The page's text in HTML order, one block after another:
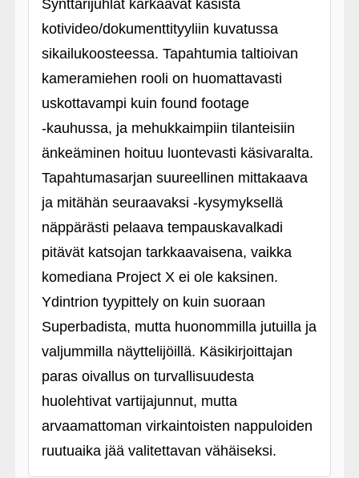
Synttärijuhlat karkaavat käsistä
kotivideo/dokumenttityyliin kuvatussa
sikailukoosteessa. Tapahtumia taltioivan
kameramiehen rooli on huomattavasti
uskottavampi kuin found footage
‑kauhussa, ja mehukkaimpiin tilanteisiin
änkeäminen hoituu luontevasti käsivaralta.
Tapahtumasarjan suureellinen mittakaava
ja mitähän seuraavaksi ‑kysymyksellä
näppärästi pelaava tempauskavalkadi
pitävät katsojan tarkkaavaisena, vaikka
komediana Project X ei ole kaksinen.
Ydintrion tyypittely on kuin suoraan
Superbadista, mutta huonommilla jutuilla ja
valjummilla näyttelijöillä. Käsikirjoittajan
paras oivallus on turvallisuudesta
huolehtivat vartijajunnut, mutta
arvaamattoman virkaintoisten nappuloiden
ruutuaika jää valitettavan vähäiseksi.